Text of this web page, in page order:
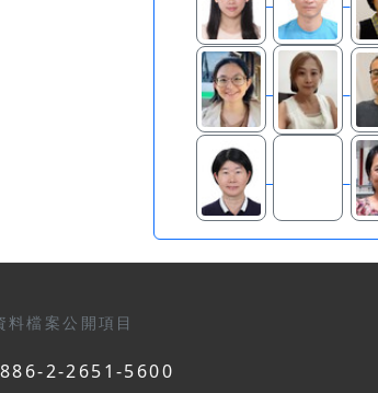
料檔案公開項目
2-2651-5600